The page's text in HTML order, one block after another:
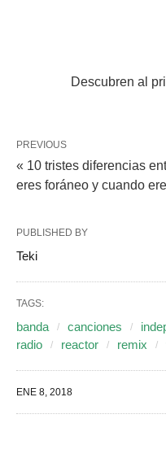
Descubren al
PREVIOUS
« 10 tristes diferencias
eres foráneo y cuando
PUBLISHED BY
Teki
TAGS:
banda canciones
radio
reactor remix
ENE 8, 2018